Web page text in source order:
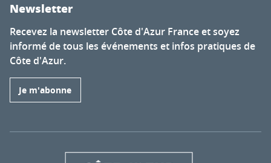
Newsletter
Recevez la newsletter Côte d'Azur France et soyez
informé de tous les événements et infos pratiques de
Côte d'Azur.
Je m'abonne